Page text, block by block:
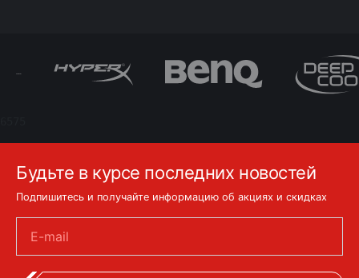
Будьте в курсе последних новостей
Подпишитесь и получайте информацию об акциях и скидках
E-mail